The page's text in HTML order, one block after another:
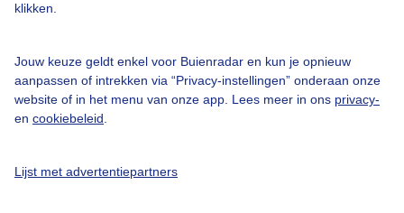
klikken.
Jouw keuze geldt enkel voor Buienradar en kun je opnieuw
aanpassen of intrekken via “Privacy-instellingen” onderaan onze
website of in het menu van onze app. Lees meer in ons privacy-
en cookiebeleid
Lijst met advertentiepartners
Privacy instellingen
@BuienradarNL
Buienradar